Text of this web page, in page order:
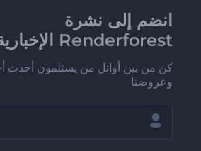
انضم إلى نشرة
Renderforest الإخبارية
كن من بين أوائل من يستلمون أحدث
وعروضنا